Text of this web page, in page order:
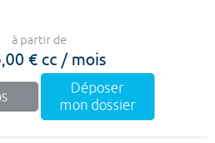
à partir de
€ cc / mois
Déposer
mon dossier